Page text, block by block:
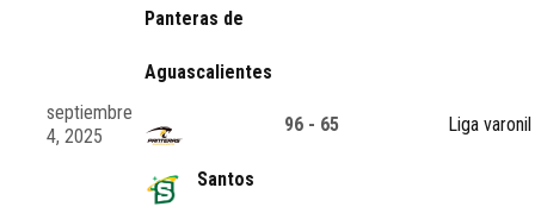
septiembre
4, 2025
Panteras de
Aguascalientes
Santos
96 - 65 Liga varonil